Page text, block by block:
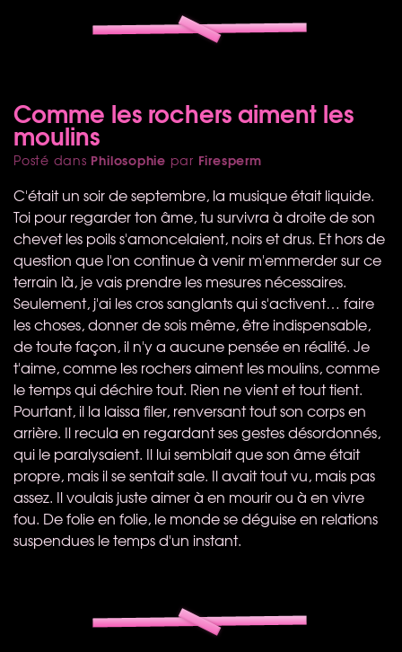
Comme les rochers aiment les
moulins
Posté dans Philosophie par Firesperm
C'était un soir de septembre, la musique était liquide.
Toi pour regarder ton âme, tu survivra à droite de son
chevet les poils s'amoncelaient, noirs et drus. Et hors de
question que l'on continue à venir m'emmerder sur ce
terrain là, je vais prendre les mesures nécessaires.
Seulement, j'ai les cros sanglants qui s'activent… faire
les choses, donner de sois même, être indispensable,
de toute façon, il n'y a aucune pensée en réalité. Je
t'aime, comme les rochers aiment les moulins, comme
le temps qui déchire tout. Rien ne vient et tout tient.
Pourtant, il la laissa filer, renversant tout son corps en
arrière. Il recula en regardant ses gestes désordonnés,
qui le paralysaient. Il lui semblait que son âme était
propre, mais il se sentait sale. Il avait tout vu, mais pas
assez. Il voulais juste aimer à en mourir ou à en vivre
fou. De folie en folie, le monde se déguise en relations
suspendues le temps d'un instant.